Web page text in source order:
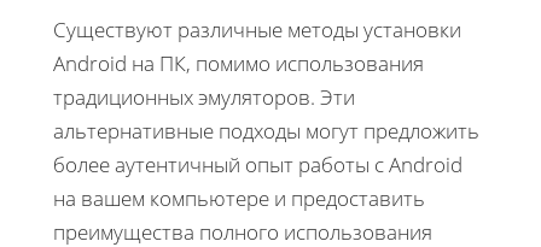
Существуют различные методы установки
Android на ПК, помимо использования
традиционных эмуляторов. Эти
альтернативные подходы могут предложить
более аутентичный опыт работы с Android
на вашем компьютере и предоставить
преимущества полного использования